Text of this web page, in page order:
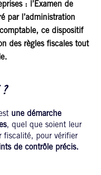
: l’Examen de
par l’administration
ce dispositif
des règles fiscales tout
?
une démarche
, quel que soient leur
fiscalité, pour vérifier
de contrôle précis.